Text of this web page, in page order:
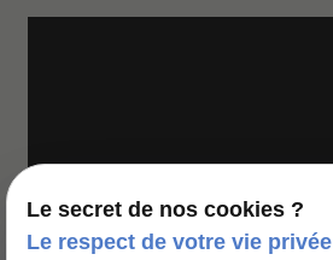
Le secret de nos cookies ?
Le respect de votre vie privée